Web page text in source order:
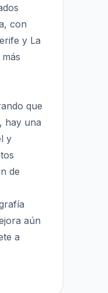
con
y La
que
hay una
y
de
aún
a